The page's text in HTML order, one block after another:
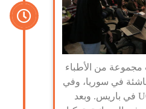
اجتمعت مجموعة من الأطباء
في سوريا، وفي
يناير 2012 تم تسجيل UOSSM في باريس. وبعد